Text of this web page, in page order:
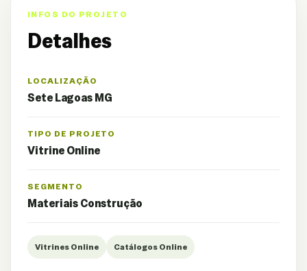
INFOS DO PROJETO
Detalhes
LOCALIZAÇÃO
Sete Lagoas MG
TIPO DE PROJETO
Vitrine Online
SEGMENTO
Materiais Construção
Vitrines Online Catálogos Online